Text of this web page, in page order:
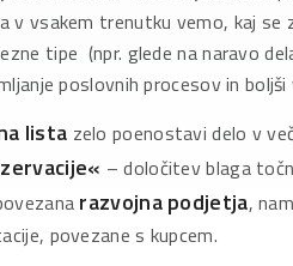
v vsakem trenutku vemo, kaj
tipe (npr. glede na naravo
poslovnih procesov in boljši
lista zelo poenostavi delo v
– določitev blaga
razvojna podjetja,
povezane s kupcem.